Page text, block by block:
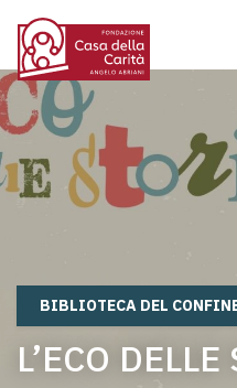
2115221152
BIBLIOTECA DEL
L’ECO